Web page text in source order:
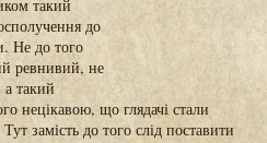
такий
до
Не до того
ревнивий, не
а такий
нецікавою, що глядачі стали
замість до того слід поставити